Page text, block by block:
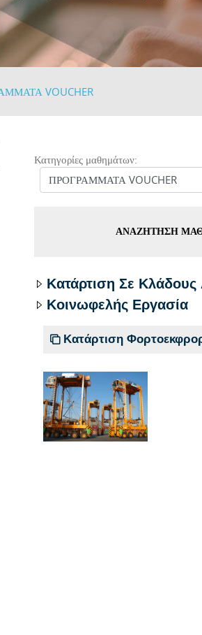
VOUCHER
Κατηγορίες μαθημάτων:
ΑΝΑΖΉΤΗΣΗ
Κατάρτιση Σε Κλάδους
Κοινωφελής Εργασία
Κατάρτιση